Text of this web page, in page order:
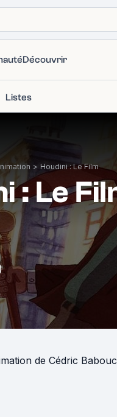
Découvrir
Listes
> Houdini : Le Film
: Le
de Cédric